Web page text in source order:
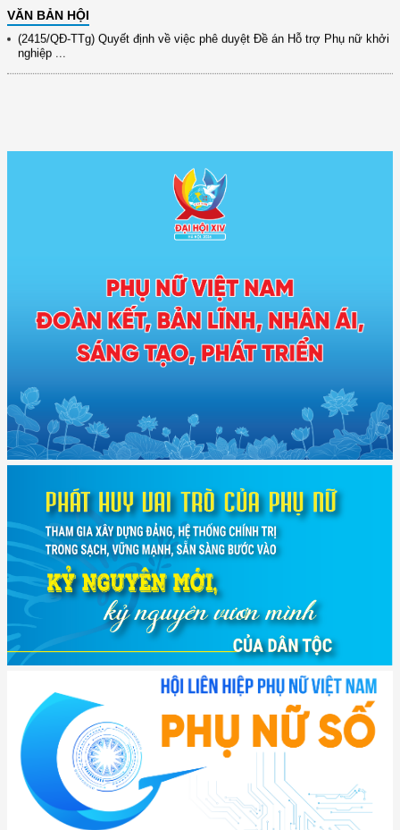
VĂN BẢN HỘI
(2415/QĐ-TTg) Quyết định về việc phê duyệt Đề án Hỗ trợ Phụ nữ khởi
nghiệp ...